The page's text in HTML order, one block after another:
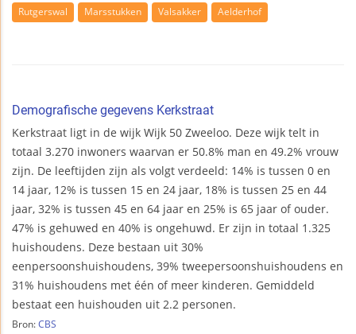
Rutgerswal
Marsstukken Valsakker Aelderhof
Demografische gegevens Kerkstraat
Kerkstraat ligt in de wijk Wijk 50 Zweeloo. Deze wijk telt in
totaal 3.270 inwoners waarvan er 50.8% man en 49.2% vrouw
zijn. De leeftijden zijn als volgt verdeeld: 14% is tussen 0 en
14 jaar, 12% is tussen 15 en 24 jaar, 18% is tussen 25 en 44
jaar, 32% is tussen 45 en 64 jaar en 25% is 65 jaar of ouder.
47% is gehuwed en 40% is ongehuwd. Er zijn in totaal 1.325
huishoudens. Deze bestaan uit 30%
eenpersoonshuishoudens, 39% tweepersoonshuishoudens en
31% huishoudens met één of meer kinderen. Gemiddeld
bestaat een huishouden uit 2.2 personen.
Bron: CBS